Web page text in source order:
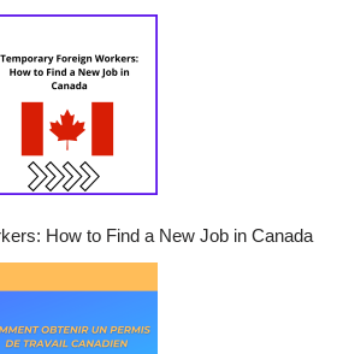
How to Find a New Job in Canada